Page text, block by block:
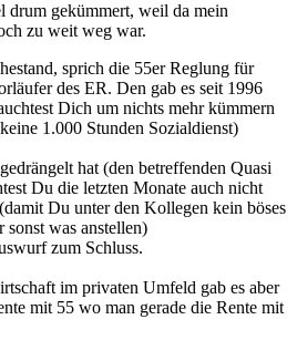
drum gekümmert, weil da mein
zu weit weg war.
sprich die 55er Reglung für
des ER. Den gab es seit 1996
Dich um nichts mehr kümmern
1.000 Stunden Sozialdienst)
hat (den betreffenden Quasi
Du die letzten Monate auch nicht
Du unter den Kollegen kein böses
sonst was anstellen)
zum Schluss.
im privaten Umfeld gab es aber
mit 55 wo man gerade die Rente mit